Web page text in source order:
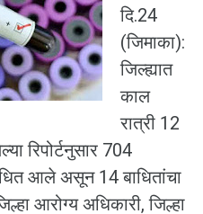
दि.24
(जिमाका):
जिल्ह्यात
काल
रात्री 12
रिपोर्टनुसार 704
आले असून 14 बाधितांचा
आरोग्य अधिकारी, जिल्हा